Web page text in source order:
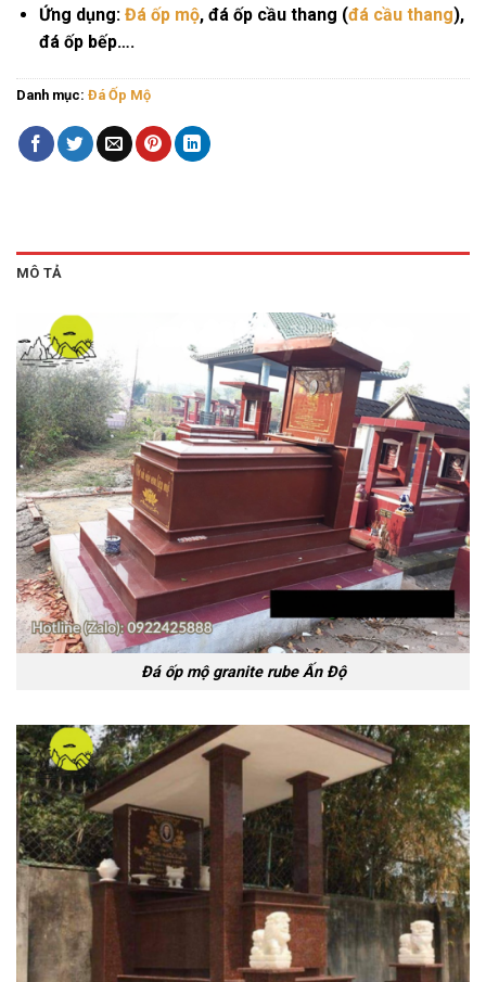
Ứng dụng: Đá ốp mộ, đá ốp cầu thang (đá cầu thang),
đá ốp bếp….
Danh mục: Đá Ốp Mộ
MÔ TẢ
Đá ốp mộ granite rube Ấn Độ